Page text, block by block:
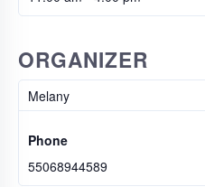
ORGANIZER
Melany
Phone
55068944589